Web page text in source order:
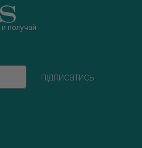
и получай
підписатись